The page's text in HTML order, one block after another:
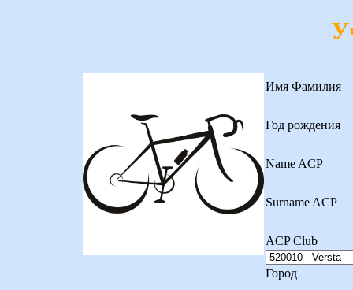
Имя Фамилия
Год рождения
Name ACP
Surname ACP
ACP Club
Город